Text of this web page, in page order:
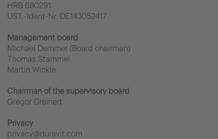
HRB 680291
UST.-Ident-Nr. DE143052417
Management board
Michael Demmer (Board chairman)
Thomas Stammel
Martin Winkle
Chairman of the supervisory board
Gregor Greinert
Privacy
privacy@duravit.com